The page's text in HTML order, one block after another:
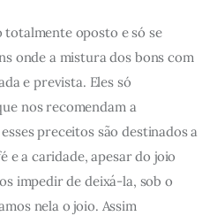
oposto e só se
onde a mistura dos bons com
e prevista. Eles só
nos recomendam a
preceitos são destinados a
e a caridade, apesar do joio
impedir de deixá-la, sob o
nela o joio. Assim